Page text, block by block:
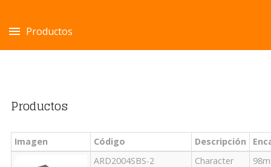
Productos
Productos
Imagen Código Descripción
ARD2004SBS-2
Character